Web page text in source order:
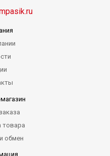
товара
обмен